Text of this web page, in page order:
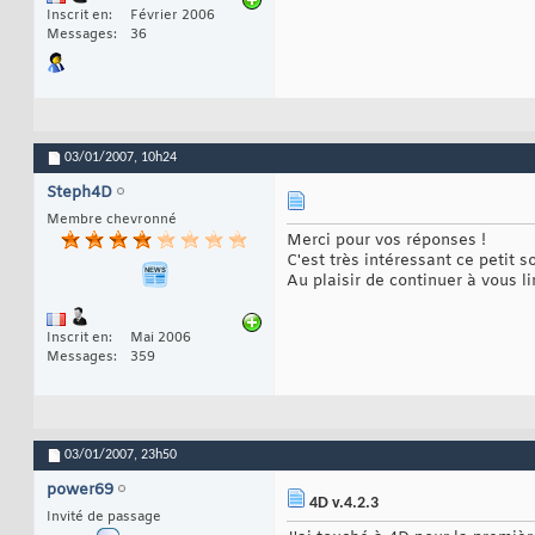
Inscrit en
Février 2006
Messages
36
03/01/2007, 10h24
Steph4D
Membre chevronné
Inscrit en
Mai 2006
Messages
359
Merci pour vos réponses !
C'est très intéressant ce petit
Au plaisir de continuer à vous
03/01/2007, 23h50
power69
Invité de passage
4D v.4.2.3